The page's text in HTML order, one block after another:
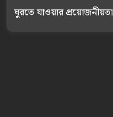
ঘুরতে যাওয়ার প্রয়োজনীয়তা